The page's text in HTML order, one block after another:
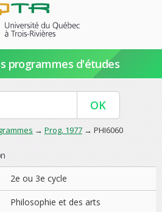
programmes d'études
→ Prog. 1977 → PHI6060
2e ou 3e cycle
Philosophie et des arts